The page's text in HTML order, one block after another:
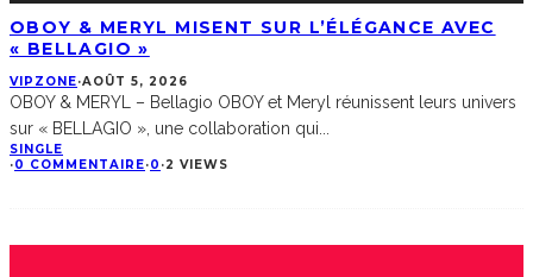
OBOY & MERYL MISENT SUR L’ÉLÉGANCE AVEC
« BELLAGIO »
VIPZONE·AOÛT 5, 2026
OBOY & MERYL – Bellagio OBOY et Meryl réunissent leurs univers
sur « BELLAGIO », une collaboration qui
SINGLE
·0 COMMENTAIRE·0 ·2 VIEWS